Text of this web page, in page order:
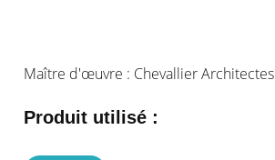
Maître d'œuvre : Chevallier Architectes
Produit utilisé :